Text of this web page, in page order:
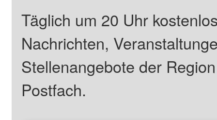
Täglich um 20 Uhr
Nachrichten,
Stellenangebote der
Postfach.